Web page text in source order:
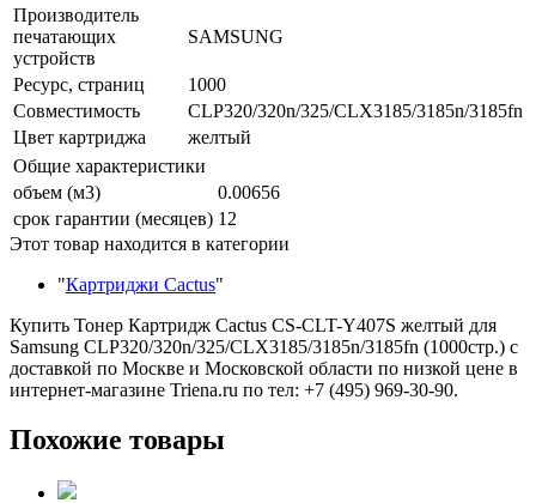
Производитель
печатающих
устройств
SAMSUNG
Ресурс, страниц
1000
Совместимость
CLP320/320n/325/CLX3185/3185n/3185fn
Цвет картриджа
желтый
Общие характеристики
объем (м3)
0.00656
срок гарантии (месяцев) 12
Этот товар находится в категории
"Картриджи Cactus"
Купить Тонер Картридж Cactus CS-CLT-Y407S желтый для
Samsung CLP320/320n/325/CLX3185/3185n/3185fn (1000стр.) с
доставкой по Москве и Московской области по низкой цене в
интернет-магазине Triena.ru по тел: +7 (495) 969-30-90.
Похожие товары